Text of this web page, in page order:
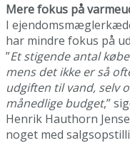
Mere fokus på
I
har mindre fokus på
”Et stigende antal
mens det ikke er så
udgiften til vand, selv
månedlige budget,”
Henrik Hauthorn
noget med